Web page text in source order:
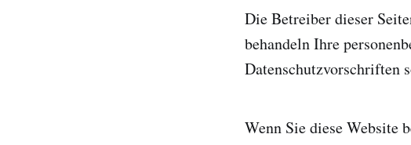
Die Betreiber dieser
behandeln Ihre
Datenschutzvorschriften
Wenn Sie diese Website